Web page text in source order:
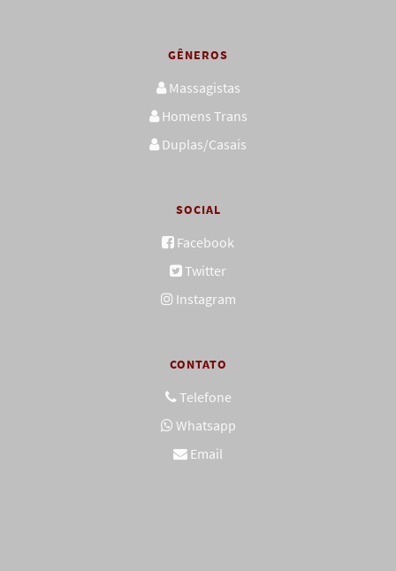
GÊNEROS
Massagistas
Homens Trans
Duplas/Casais
SOCIAL
Facebook
Twitter
Instagram
CONTATO
Telefone
Whatsapp
Email